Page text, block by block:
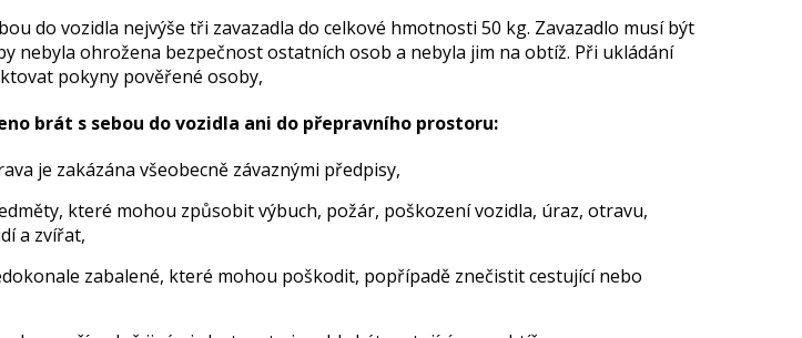
do vozidla nejvýše tři zavazadla do celkové hmotnosti 50 kg. Zavazadlo musí být
nebyla ohrožena bezpečnost ostatních osob a nebyla jim na obtíž. Při ukládání
pokyny pověřené osoby,
brát s sebou do vozidla ani do přepravního prostoru:
je zakázána všeobecně závaznými předpisy,
které mohou způsobit výbuch, požár, poškození vozidla, úraz, otravu,
a zvířat,
zabalené, které mohou poškodit, popřípadě znečistit cestující nebo